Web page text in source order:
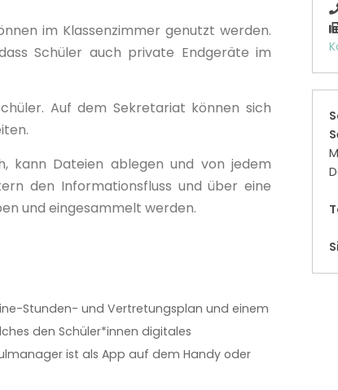
im Klassenzimmer genutzt werden.
Schüler auch private Endgeräte im
Auf dem Sekretariat können sich
kann Dateien ablegen und von jedem
den Informationsfluss und über eine
und eingesammelt werden.
Stunden- und Vertretungsplan und einem
den Schüler*innen digitales
ist als App auf dem Handy oder